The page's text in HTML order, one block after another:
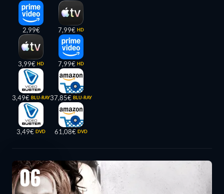
2,99€
3,99€ HD
3,49€ BLU-RAY
3,49€ DVD
7,99€ HD
7,99€ HD
37,85€ BLU-RAY
61,08€ DVD
06